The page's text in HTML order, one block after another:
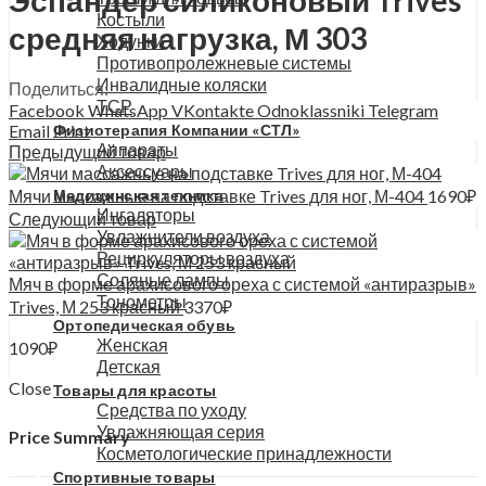
Костыли
Ходунки
Противопролежневые системы
Инвалидные коляски
ТСР
Физиотерапия Компании «СТЛ»
Аппараты
Аксессуары
Медицинская техника
Ингаляторы
Увлажнители воздуха
Рециркуляторы воздуха
Соляные лампы
Тонометры
Ортопедическая обувь
Женская
Детская
Товары для красоты
Средства по уходу
Увлажняющая серия
Косметологические принадлежности
Спортивные товары
средняя нагрузка, М 303
Поделиться:
Facebook WhatsApp VKontakteOdnoklassniki Telegram
EmailPrint
Предыдущий товар
Мячи массажные на подставке Trives для ног, М-404 1690₽
Следующий товар
Мяч в форме арахисового ореха с системой «антиразрыв»
Trives, М 253 красный3370₽
1090₽
Close
Price Summary